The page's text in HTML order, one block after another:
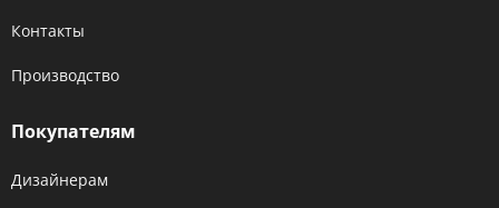
Контакты
Производство
Покупателям
Дизайнерам